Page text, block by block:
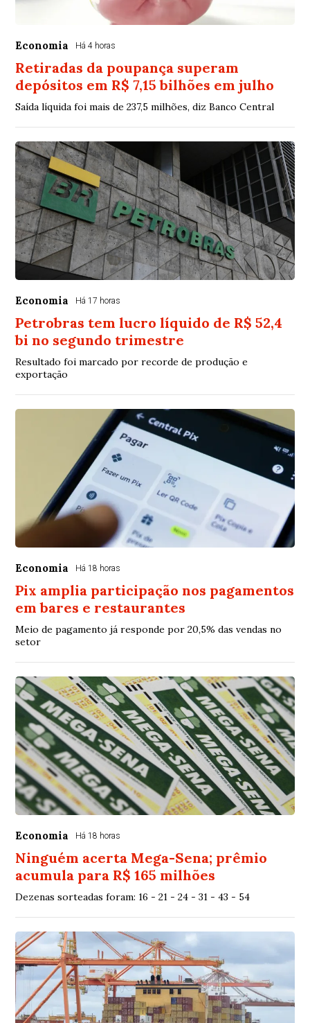
Economia Há 4 horas
Retiradas da poupança superam
depósitos em R$ 7,15 bilhões em julho
Saída líquida foi mais de 237,5 milhões, diz Banco Central
Economia Há 17 horas
Petrobras tem lucro líquido de R$ 52,4
bi no segundo trimestre
Resultado foi marcado por recorde de produção e
exportação
Economia Há 18 horas
Pix amplia participação nos pagamentos
em bares e restaurantes
Meio de pagamento já responde por 20,5% das vendas no
setor
Economia Há 18 horas
Ninguém acerta Mega-Sena; prêmio
acumula para R$ 165 milhões
Dezenas sorteadas foram: 16 - 21 - 24 - 31 - 43 - 54